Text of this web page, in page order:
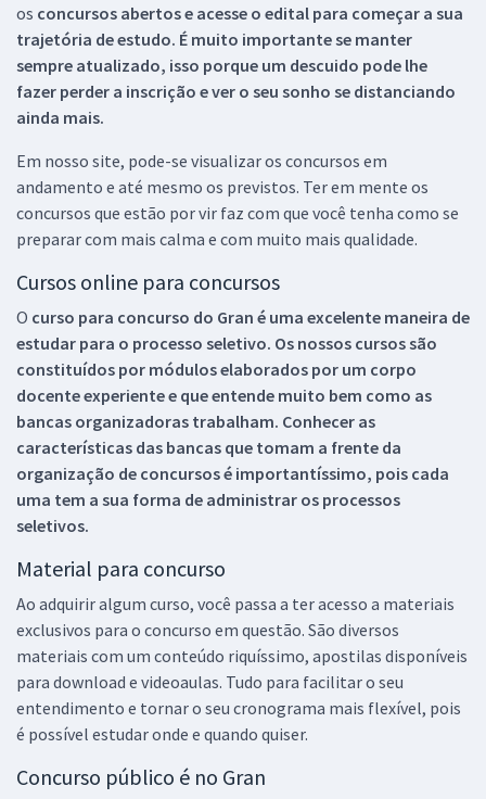
os concursos abertos e acesse o edital para começar a sua
trajetória de estudo. É muito importante se manter
sempre atualizado, isso porque um descuido pode lhe
fazer perder a inscrição e ver o seu sonho se distanciando
ainda mais.
Em nosso site, pode-se visualizar os concursos em
andamento e até mesmo os previstos. Ter em mente os
concursos que estão por vir faz com que você tenha como se
preparar com mais calma e com muito mais qualidade.
Cursos online para concursos
O curso para concurso do Gran é uma excelente maneira de
estudar para o processo seletivo. Os nossos cursos são
constituídos por módulos elaborados por um corpo
docente experiente e que entende muito bem como as
bancas organizadoras trabalham. Conhecer as
características das bancas que tomam a frente da
organização de concursos é importantíssimo, pois cada
uma tem a sua forma de administrar os processos
seletivos.
Material para concurso
Ao adquirir algum curso, você passa a ter acesso a materiais
exclusivos para o concurso em questão. São diversos
materiais com um conteúdo riquíssimo, apostilas disponíveis
para download e videoaulas. Tudo para facilitar o seu
entendimento e tornar o seu cronograma mais flexível, pois
é possível estudar onde e quando quiser.
Concurso público é no Gran